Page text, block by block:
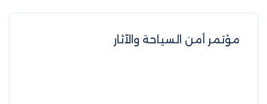
مؤتمر أمن السياحة والآثار